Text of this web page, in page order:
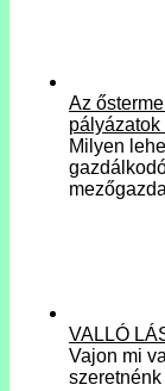
Az
Milyen
VALLÓ
Vajon mi